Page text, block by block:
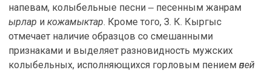
напевам, колыбельные песни ‒ песенным жанрам
ырлар и кожамыктар. Кроме того, З. К. Кыргыс
отмечает наличие образцов со смешанными
признаками и выделяет разновидность мужских
колыбельных, исполняющихся горловым пением өпей